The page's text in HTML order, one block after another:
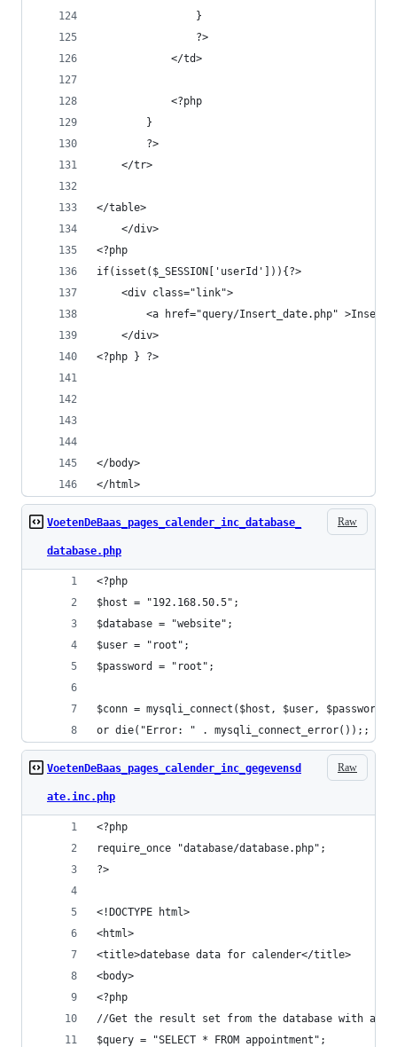
                }
                ?>
            </td>
            <?php
        }
        ?>
    </tr>
</table>
    </div>
<?php
if(isset($_SESSION['userId'])){?>
    <div class="link">
<a href="query/Insert_date.php"
    </div>
<?php } ?>
</body>
</html>
Raw
VoetenDeBaas_pages_calender_inc_database_
database.php
<?php
$host = "192.168.50.5";
$database = "website";
$user = "root";
$password = "root";
$conn = mysqli_connect($host, $user, $password,
or die("Error: " . mysqli_connect_error());;
Raw
VoetenDeBaas_pages_calender_inc_gegevensd
ate.inc.php
<?php
require_once "database/database.php";
?>
<!DOCTYPE html>
<html>
<title>datebase data for calender</title>
<body>
<?php
//Get the result set from the database with a
$query = "SELECT * FROM appointment";